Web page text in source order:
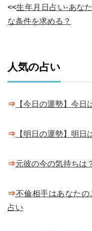
<<生年月日占い-あな
な条件を求める？
人気の占い
⇒ 【今日の運勢】今
⇒ 【明日の運勢】明
⇒元彼の今の気持ちは
⇒不倫相手はあなたの
占い